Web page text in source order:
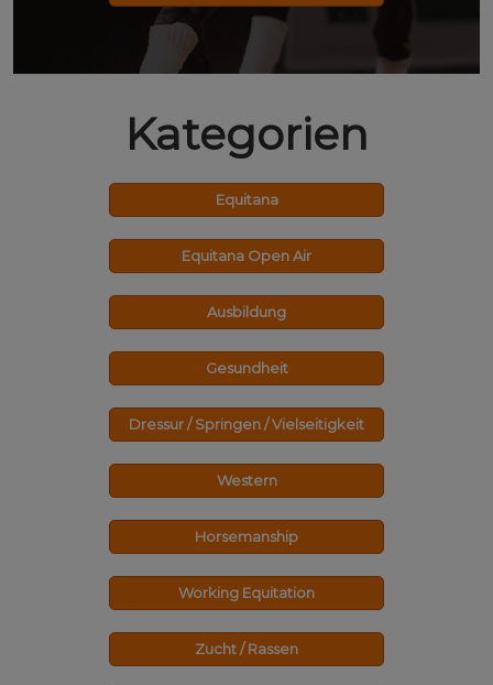
Kategorien
Equitana
Equitana Open Air
Ausbildung
Gesundheit
Dressur / Springen / Vielseitigkeit
Western
Horsemanship
Working Equitation
Zucht / Rassen